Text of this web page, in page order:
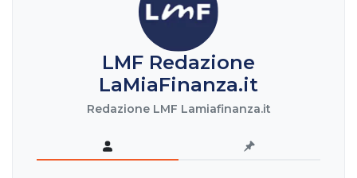
LMF Redazione
LaMiaFinanza.it
Redazione LMF Lamiafinanza.it